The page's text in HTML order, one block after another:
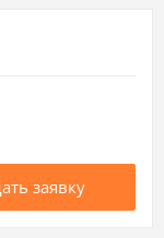
заявку